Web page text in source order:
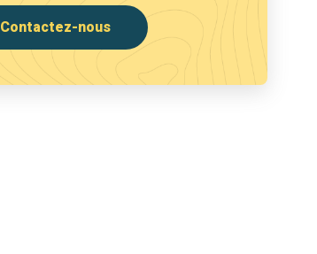
Contactez-nous